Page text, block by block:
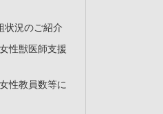
Rezende CLE, Jutkowitz
mediated anemia and
JT, French TW : Idiopathic
状況のご紹介
性獣医師支援
性教員数等に